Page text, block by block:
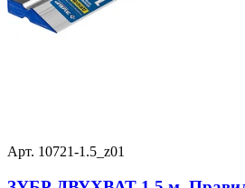
Арт. 10721-1.5_z01